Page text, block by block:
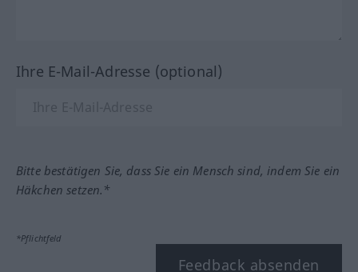
Ihre E-Mail-Adresse (optional)
Bitte bestätigen Sie, dass Sie ein Mensch sind, indem Sie ein
Häkchen setzen.*
*Pflichtfeld
Feedback absenden